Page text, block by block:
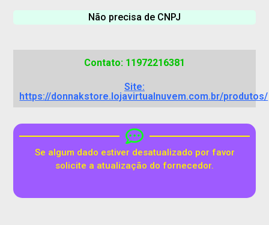
Não precisa de CNPJ
Contato: 11972216381
Site:
https://donnakstore.lojavirtualnuvem.com.br/produtos/
Se algum dado estiver desatualizado por favor
solicite a atualização do fornecedor.